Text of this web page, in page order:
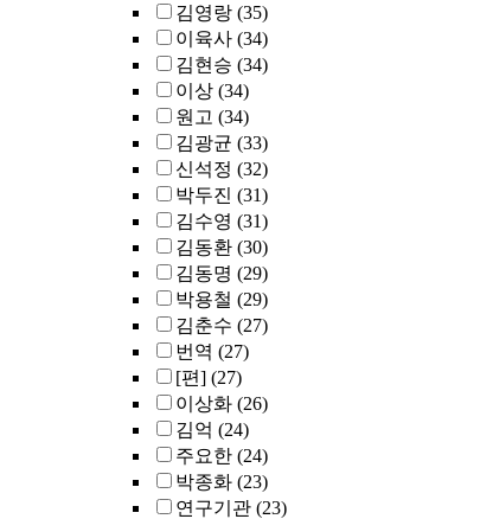
김영랑 (35)
이육사 (34)
김현승 (34)
이상 (34)
원고 (34)
김광균 (33)
신석정 (32)
박두진 (31)
김수영 (31)
김동환 (30)
김동명 (29)
박용철 (29)
김춘수 (27)
번역 (27)
[편] (27)
이상화 (26)
김억 (24)
주요한 (24)
박종화 (23)
연구기관 (23)